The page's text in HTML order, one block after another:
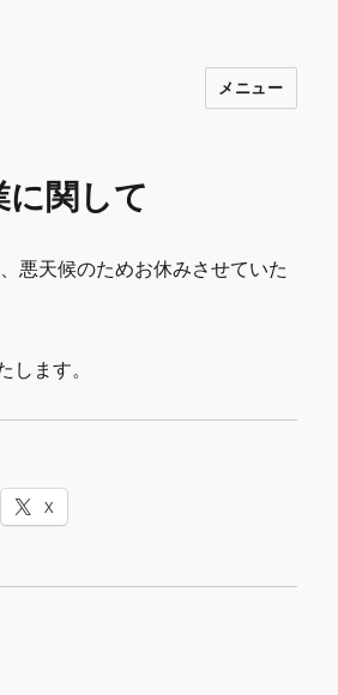
～日常に彩りを～ フ
戸川区瑞江
メニュー
に関して
悪天候のためお休みさせていた
します。
X